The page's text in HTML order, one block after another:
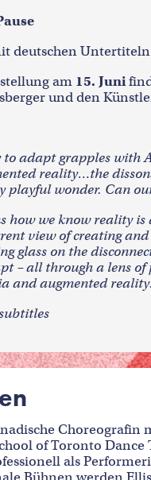
deutschen Untertiteln
am 15. Juni
und den
adapt grapples with
reality…the
playful wonder. Can
how we know reality
view of creating
glass on the
– all through a lens of
and augmented reality.
Choreografin
of Toronto
als